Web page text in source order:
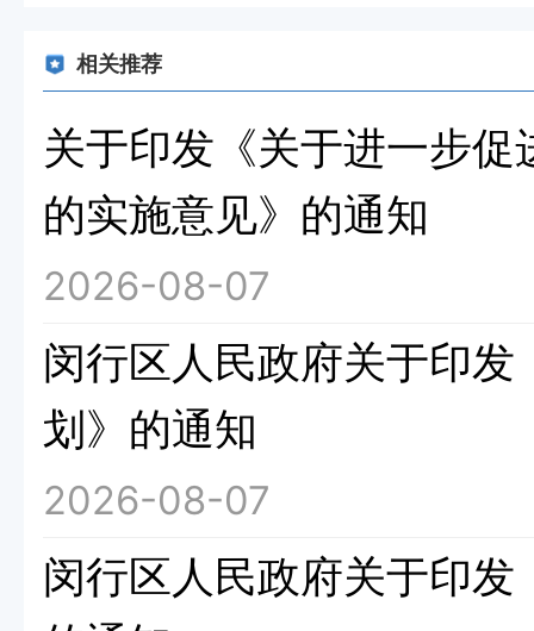
相关推荐
关于印发《关于进一步
的实施意见》的通知
2026-08-07
闵行区人民政府关于印发
划》的通知
2026-08-07
闵行区人民政府关于印发